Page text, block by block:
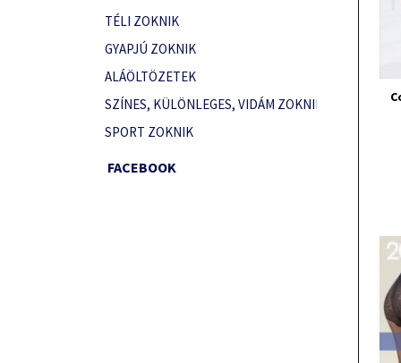
TÉLI ZOKNIK
GYAPJÚ ZOKNIK
ALÁÖLTÖZETEK
SZÍNES, KÜLÖNLEGES, VIDÁM ZOKNIK
SPORT ZOKNIK
FACEBOOK